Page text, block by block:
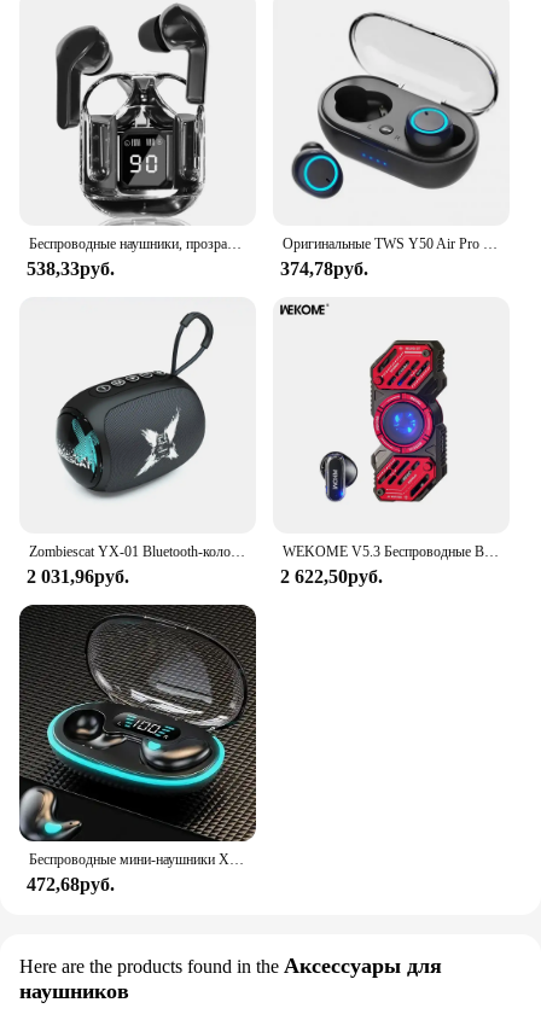
Беспроводные наушники, прозрачный дизайн зарядного устройства, гарнитура с сенсорным управлением, TWS-наушники, Hi-Fi стерео HD-наушники для звонков
538,33руб.
Оригинальные TWS Y50 Air Pro Наушники, Беспроводная Bluetooth-гарнитура с микрофоном и сенсорным управлением, Bluetooth-наушники, беспроводные наушники
374,78руб.
Zombiescat YX-01 Bluetooth-колонки Динамический свет HIFI Звук Bluetooth Портативный звуковой ящик Беспроводной сабвуфер Поддержка AUX TF-карты
2 031,96руб.
WEKOME V5.3 Беспроводные Bluetooth-наушники в форме спиннера Беспроводные наушники Спортивные игры Гарнитура для наушников Huawei Xiaomi
2 622,50руб.
Беспроводные мини-наушники X55, беспроводные TWS наушники с поддержкой Bluetooth, с микрофоном, водонепроницаемые
472,68руб.
Here are the products found in the Аксессуары для
наушников